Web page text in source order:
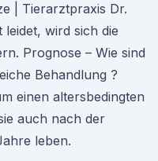
| Tierarztpraxis Dr.
wird sich die
Prognose – Wie sind
Behandlung ?
einen altersbedingten
auch nach der
leben.